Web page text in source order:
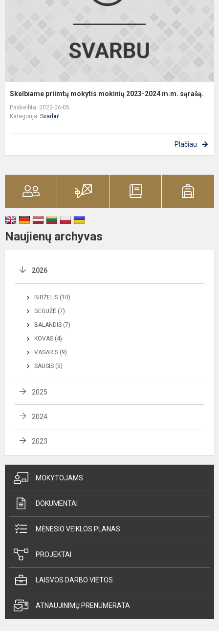
Skelbiame priimtų mokytis mokinių 2023-2024 m.m. sąrašą.
Paskelbta: 2023-06-05
Kategorija: Svarbu!
Plačiau
Naujienų archyvas
2026
BIRŽELIS (10)
GEGUŽĖ (7)
BALANDIS (7)
KOVAS (4)
VASARIS (9)
SAUSIS (5)
2025
2024
2023
MOKYTOJAMS
DOKUMENTAI
MĖNESIO VEIKLOS PLANAS
PROJEKTAI
LAISVOS DARBO VIETOS
ATNAUJINIMŲ PRENUMERATA